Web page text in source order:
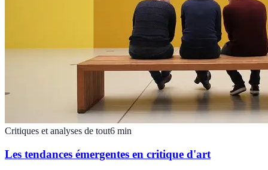
Critiques et analyses de tout6 min
Les tendances émergentes en critique d'art